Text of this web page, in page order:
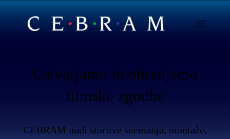
Ustvarjamo in ohranjamo
filmske zgodbe
CEBRAM nudi storitve snemanja, montaže,